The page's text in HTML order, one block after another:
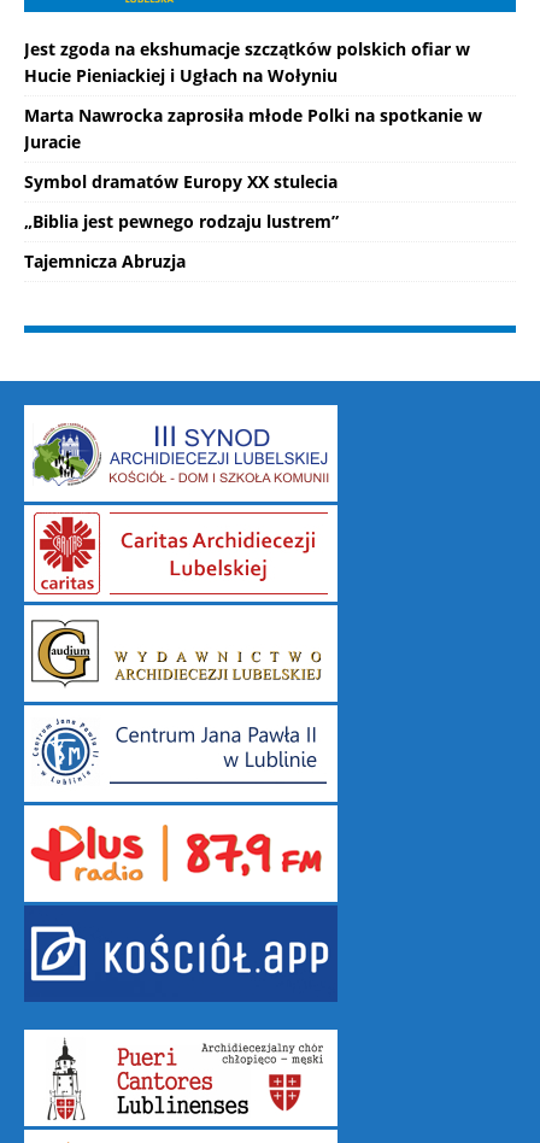
Jest zgoda na ekshumacje szczątków polskich ofiar w
Hucie Pieniackiej i Ugłach na Wołyniu
Marta Nawrocka zaprosiła młode Polki na spotkanie w
Juracie
Symbol dramatów Europy XX stulecia
„Biblia jest pewnego rodzaju lustrem”
Tajemnicza Abruzja